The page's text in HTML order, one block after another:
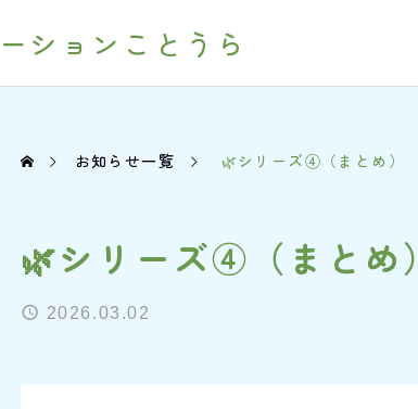
ションことうら
お知らせ一覧 🌿シリーズ④（まとめ）
🌿シリーズ④（まとめ）
2026.03.02